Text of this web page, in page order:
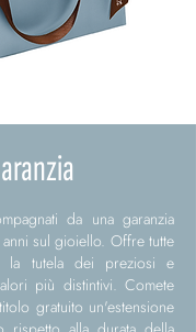
da una garanzia
sul gioiello. Offre tutte
la tutela dei preziosi e
più distintivi. Comete
gratuito un'estensione